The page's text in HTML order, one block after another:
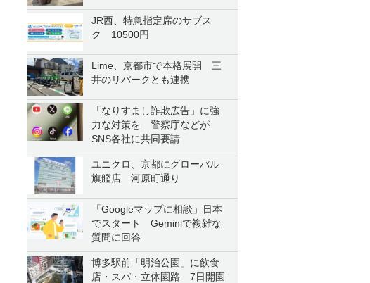
JR西、特急指定席のサブス
ク 10500円
Lime、京都市で本格展開 三
井のリパークとも連携
「なりすまし詐欺広告」に強
力な対策を 警察庁などが
SNS各社に共同要請
ユニクロ、京都にグローバル
旗艦店 河原町通り
「Googleマップに相談」日本
でスタート Geminiで複雑な
質問に回答
博多駅前「明治公園」に飲食
店・スパ・立体園路 7日開園